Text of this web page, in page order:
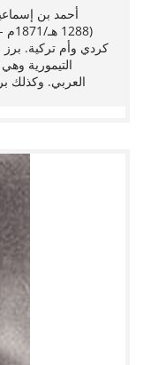
أحمد بن
كردي وأم تركية. برز
التيمورية
العربي. وكذلك